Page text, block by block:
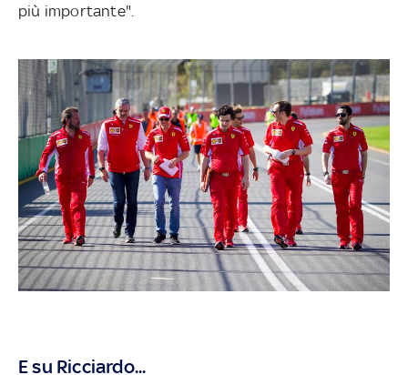
più importante".
E su Ricciardo...